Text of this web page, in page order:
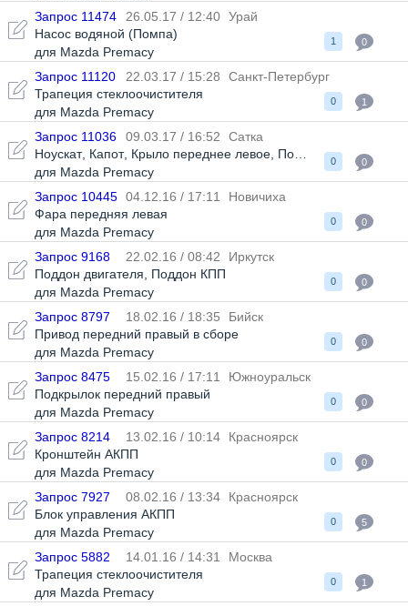
Запрос 11474 26.05.17 / 12:40 Урай
Насос водяной (Помпа)
для Mazda Premacy
1 0
Запрос 11120 22.03.17 / 15:28
Санкт-Петербург
Трапеция стеклоочистителя
для Mazda Premacy
0 1
Запрос 11036 09.03.17 / 16:52
Сатка
Ноускат, Капот, Крыло переднее левое Подушка
для Mazda Premacy
0 0
Запрос 10445 04.12.16 / 17:11
Новичиха
Фара передняя левая
для Mazda Premacy
0 0
Запрос 9168 22.02.16 / 08:42
Иркутск
Поддон двигателя
Поддон КПП
для Mazda Premacy
0 0
Запрос 8797 18.02.16 / 18:35
Бийск
Привод передний правый в сборе
для Mazda Premacy
0 0
Запрос 8475 15.02.16 / 17:11
Южноуральск
Подкрылок передний правый
для Mazda Premacy
0 0
Запрос 8214 13.02.16 / 10:14
Красноярск
Кронштейн АКПП
для Mazda Premacy
0 0
Запрос 7927 08.02.16 / 13:34
Красноярск
Блок управления АКПП
для Mazda Premacy
0 5
Запрос 5882 14.01.16 / 14:31
Москва
Трапеция стеклоочистителя
для Mazda Premacy
0 1